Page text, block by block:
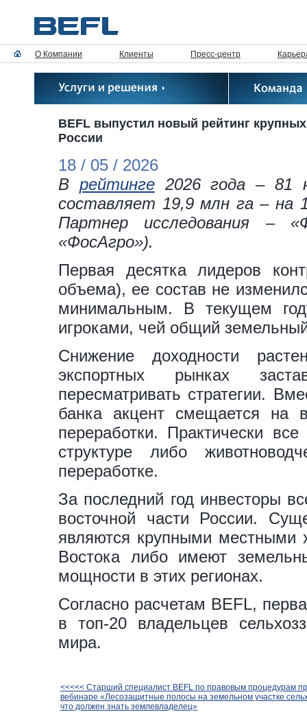
О Компании Клиенты Пресс-центр
BEFL выпустил новый рейтинг
России
18 / 05 / 2026
В рейтинге2026 года – 81
составляет 19,9 млн га – на
Партнер исследования –
«ФосАгро»).
Первая десятка лидеров
объема), ее состав не
минимальным. В текущем
игроками, чей общий
Снижение доходности
экспортных рынках
пересматривать стратегии.
банка акцент смещается на
переработки. Практически
структуре либо
переработке.
За последний год инвесторы
восточной части России.
являются крупными местными
Востока либо имеют
мощности в этих регионах.
Согласно расчетам BEFL,
в топ-20 владельцев
мира.
<<<<< Cтарший специалист BEFL по правовым процедурам
вебинаре «Лесозащитные полосы на земельном участке
что должен знать землевладелец»